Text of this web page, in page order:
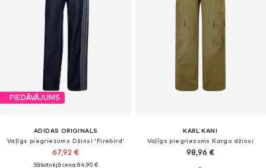
PIEDĀVĀJUMS
ADIDAS ORIGINALS
Vaļīgs piegriezums Džinsi 'Firebird'
67,92 €
Sākotnējā cena: 84,90 €
KARL KANI
Vaļīgs piegriezums Kargo džinsi
98,96 €